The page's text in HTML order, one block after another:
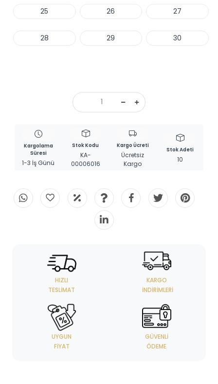
25 26 27
28 29 30
Kargolama
Süresi
1-3 İş Günü
Stok Kodu
KA-
00006016
Kargo Ücreti
Ücretsiz
Kargo
Stok Adeti
10
HIZLI
TESLIMAT
KARGO
İNDIRIMLERI
UYGUN
FIYAT
GÜVENLI
ÖDEME